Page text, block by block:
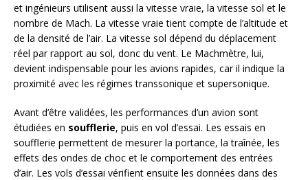
et ingénieurs utilisent aussi la vitesse vraie, la vitesse sol et le
nombre de Mach. La vitesse vraie tient compte de l’altitude et
de la densité de l’air. La vitesse sol dépend du déplacement
réel par rapport au sol, donc du vent. Le Machmètre, lui,
devient indispensable pour les avions rapides, car il indique la
proximité avec les régimes transsonique et supersonique.
Avant d’être validées, les performances d’un avion sont
étudiées en soufflerie, puis en vol d’essai. Les essais en
soufflerie permettent de mesurer la portance, la traînée, les
effets des ondes de choc et le comportement des entrées
d’air. Les vols d’essai vérifient ensuite les données dans des